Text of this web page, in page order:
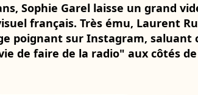
Sophie Garel laisse un grand
français. Très ému, Laurent
poignant sur Instagram, saluant
de faire de la radio" aux côtés de